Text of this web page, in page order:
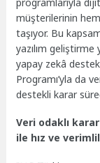
müşterilerinin hem
taşıyor. Bu
yazılım geliştirme
yapay zekâ
Programı’yla da
destekli karar
Veri odaklı
ile hız ve